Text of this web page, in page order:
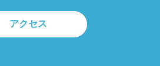
アクセス